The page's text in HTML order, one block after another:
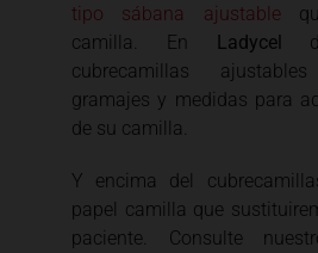
tipo sábana ajustable
camilla. En Ladycel
cubrecamillas
gramajes y medidas para
de su camilla.
Y encima del
papel camilla que
paciente. Consulte